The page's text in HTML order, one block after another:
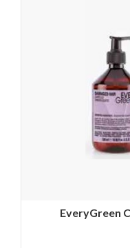
EveryGreen